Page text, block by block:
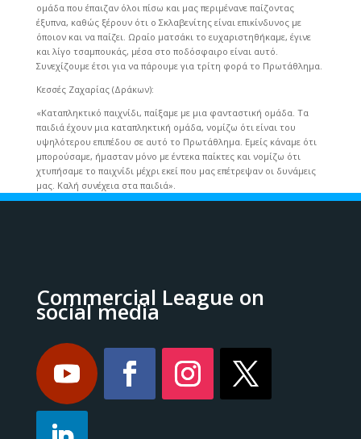
ομάδα που έπαιζαν όλοι πίσω και μας περιμένανε παίζοντας
έξυπνα, καθώς ξέρουν ότι ο Σκλαβενίτης είναι επικίνδυνος με
όποιον και να παίζει. Ωραίο ματσάκι το ευχαριστηθήκαμε, έγινε
και λίγο τσαμπουκάς, μέσα στο ποδόσφαιρο είναι αυτό.
Συνεχίζουμε έτσι για να πάρουμε για τρίτη φορά το Πρωτάθλημα.
Κεσσές Ζαχαρίας (Δράκων):
«Καταπληκτικό παιχνίδι, παίξαμε με μια φανταστική ομάδα. Τα
παιδιά έχουν μια καταπληκτική ομάδα, νομίζω ότι είναι του
υψηλότερου επιπέδου σε αυτό το Πρωτάθλημα. Εμείς κάναμε ότι
μπορούσαμε, ήμασταν μόνο με έντεκα παίκτες και νομίζω ότι
χτυπήσαμε το παιχνίδι μέχρι εκεί που μας επέτρεψαν οι δυνάμεις
μας. Καλή συνέχεια στα παιδιά».
Commercial League on
social media